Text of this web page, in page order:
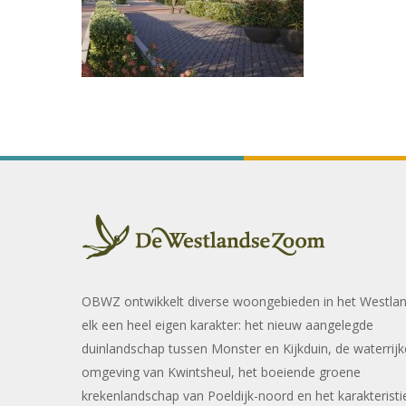
OBWZ ontwikkelt diverse woongebieden in het
elk een heel eigen karakter: het nieuw aangelegde
duinlandschap tussen Monster en Kijkduin, de
omgeving van Kwintsheul, het boeiende groene
krekenlandschap van Poeldijk-noord en het